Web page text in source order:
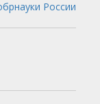
России